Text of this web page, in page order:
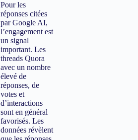
Pour les
réponses citées
par Google AI,
l’engagement est
un signal
important. Les
threads Quora
avec un nombre
élevé de
réponses, de
votes et
d’interactions
sont en général
favorisés. Les
données révèlent